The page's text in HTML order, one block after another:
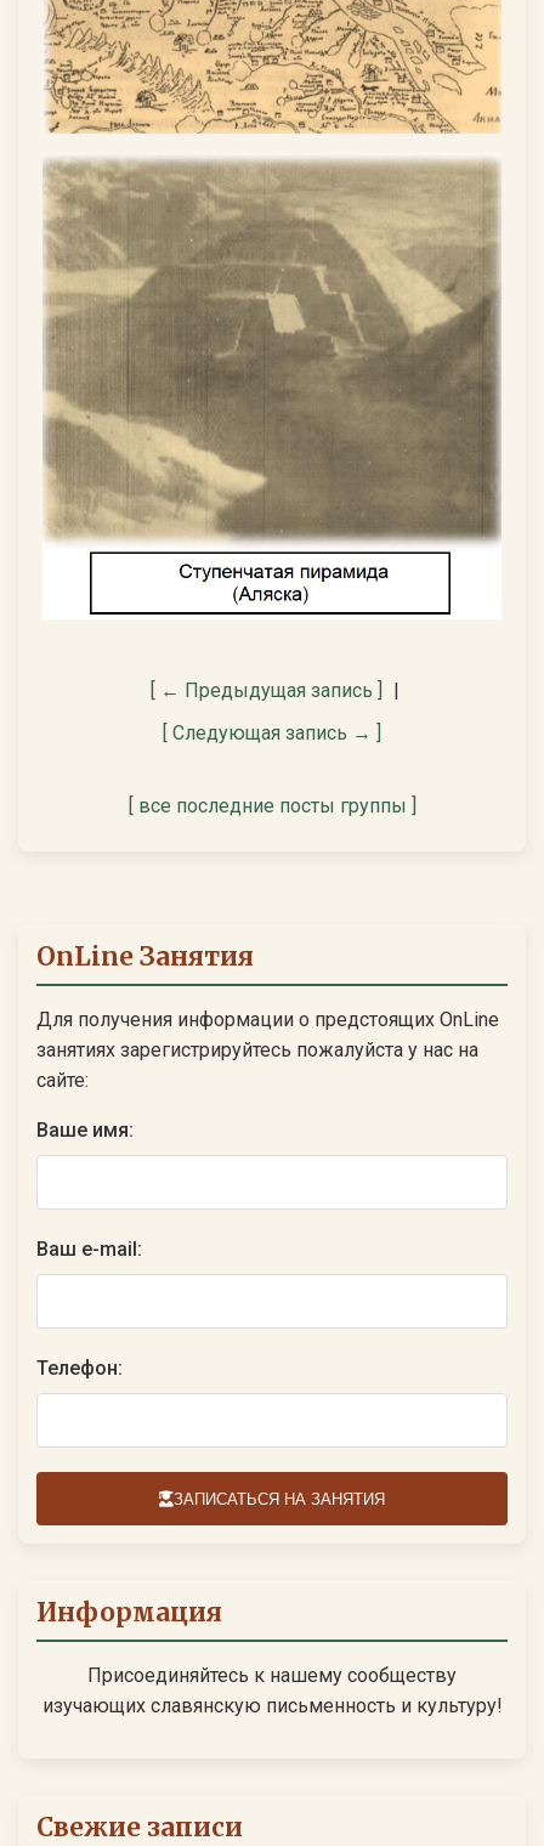
[ ← Предыдущая запись ]
[ Следующая запись → ]
[ все последние посты группы ]
OnLine Занятия
Для получения информации о предстоящих OnLine
занятиях зарегистрируйтесь пожалуйста у нас на
сайте:
Ваше имя:
Ваш e-mail:
Телефон:
ЗАПИСАТЬСЯ НА ЗАНЯТИЯ
Информация
Присоединяйтесь к нашему сообществу
изучающих славянскую письменность и культуру!
Свежие записи